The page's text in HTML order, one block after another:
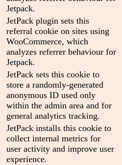
Jetpack.
JetPack plugin sets this
referral cookie on sites using
WooCommerce, which
analyzes referrer behaviour for
Jetpack.
JetPack sets this cookie to
store a randomly-generated
anonymous ID used only
within the admin area and for
general analytics tracking.
JetPack installs this cookie to
collect internal metrics for
user activity and improve user
experience.